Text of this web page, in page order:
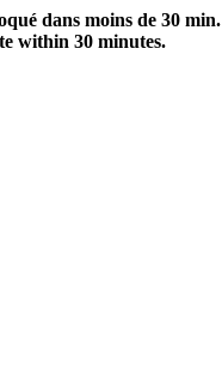
dans moins de 30 min.
within 30 minutes.